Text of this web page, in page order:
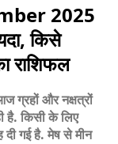
2025
किसे
राशिफल
और नक्षत्रों
है. किसी के लिए
गई है. मेष से मीन